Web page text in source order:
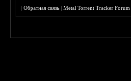
|Обратная связь |Metal Torrent Tracker Forum